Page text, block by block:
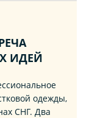
ИДЕЙ
одежды,
СНГ. Два